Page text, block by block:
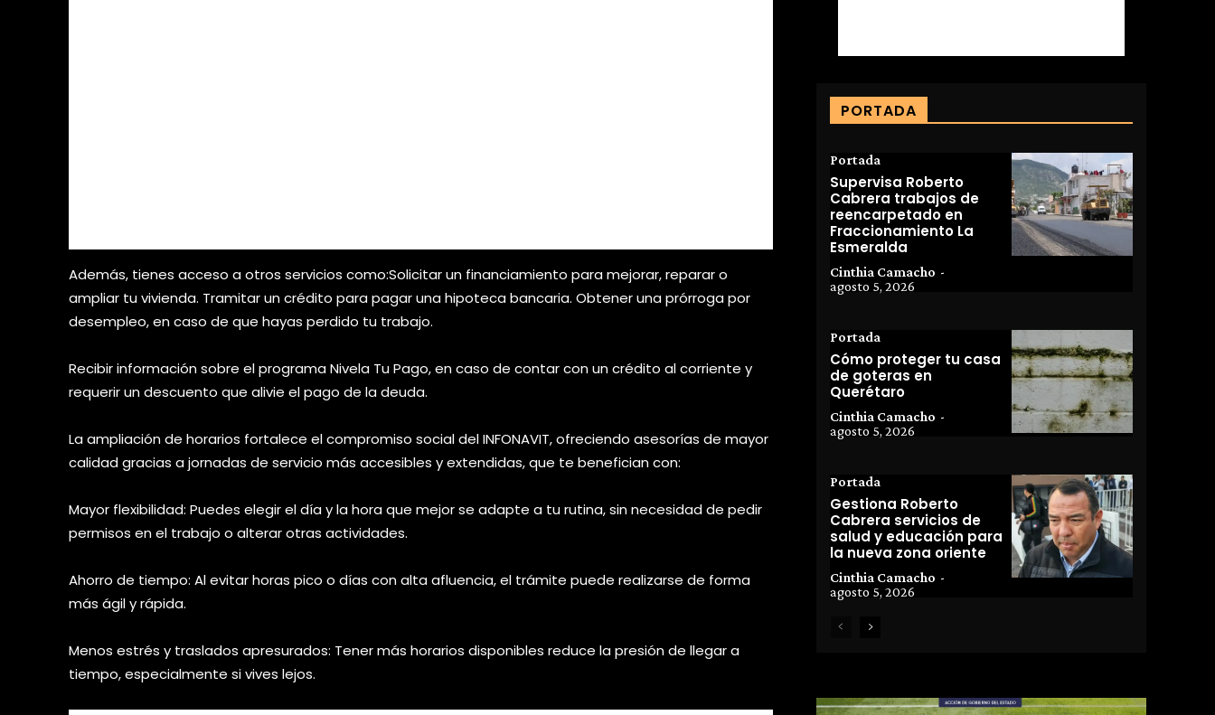
Además, tienes acceso a otros servicios como:Solicitar un financiamiento para mejorar, reparar o
ampliar tu vivienda. Tramitar un crédito para pagar una hipoteca bancaria. Obtener una prórroga por
desempleo, en caso de que hayas perdido tu trabajo.
Recibir información sobre el programa Nivela Tu Pago, en caso de contar con un crédito al corriente y
requerir un descuento que alivie el pago de la deuda.
La ampliación de horarios fortalece el compromiso social del INFONAVIT, ofreciendo asesorías de mayor
calidad gracias a jornadas de servicio más accesibles y extendidas, que te benefician con:
Mayor flexibilidad: Puedes elegir el día y la hora que mejor se adapte a tu rutina, sin necesidad de pedir
permisos en el trabajo o alterar otras actividades.
Ahorro de tiempo: Al evitar horas pico o días con alta afluencia, el trámite puede realizarse de forma
más ágil y rápida.
Menos estrés y traslados apresurados: Tener más horarios disponibles reduce la presión de llegar a
tiempo, especialmente si vives lejos.
PORTADA
Portada
Supervisa Roberto
Cabrera trabajos de
reencarpetado en
Fraccionamiento La
Esmeralda
Cinthia Camacho -
agosto 5, 2026
Portada
Cómo proteger tu casa
de goteras en
Querétaro
Cinthia Camacho -
agosto 5, 2026
Portada
Gestiona Roberto
Cabrera servicios de
salud y educación para
la nueva zona oriente
Cinthia Camacho -
agosto 5, 2026